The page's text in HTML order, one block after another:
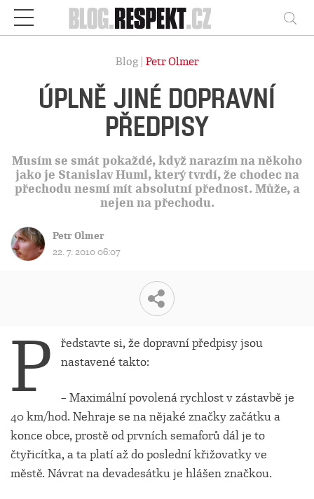
Respekt
Blog | Petr Olmer
ÚPLNĚ JINÉ DOPRAVNÍ
PŘEDPISY
Musím se smát pokaždé, když narazím na někoho
jako je Stanislav Huml, který tvrdí, že chodec na
přechodu nesmí mít absolutní přednost. Může, a
nejen na přechodu.
Petr Olmer
22. 7. 2010 06:07
P
ředstavte si, že dopravní předpisy jsou
nastavené takto:
– Maximální povolená rychlost v zástavbě je
40 km/hod. Nehraje se na nějaké značky začátku a
konce obce, prostě od prvních semaforů dál je to
čtyřicítka, a ta platí až do poslední křižovatky ve
městě. Návrat na devadesátku je hlášen značkou.